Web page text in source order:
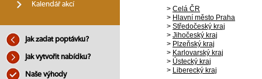
Kalendář akcí
Jak zadat poptávku?
Jak vytvořit nabídku?
Naše výhody
> Celá ČR
> Hlavní město Praha
> Středočeský kraj
> Jihočeský kraj
> Plzeňský kraj
> Karlovarský kraj
> Ústecký kraj
> Liberecký kraj